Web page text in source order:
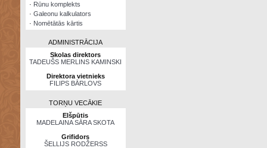
· Rūnu komplekts
· Galeonu kalkulators
· Nomētātās kārtis
ADMINISTRĀCIJA
Skolas direktors
TADEUŠS MERLINS KAMINSKI
Direktora vietnieks
FILIPS BĀRLOVS
TORŅU VECĀKIE
Elšpūtis
MADELAINA SĀRA SKOTA
Grifidors
ŠELLIJS RODŽERSS